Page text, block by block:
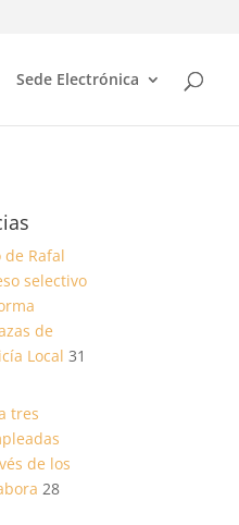
Sede Electrónica
Rafal
selectivo
de
Local 31
tres
de los
28